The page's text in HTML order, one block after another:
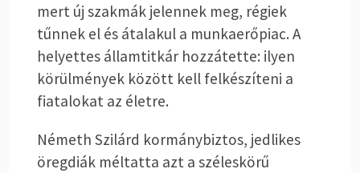
mert új szakmák jelennek meg, régiek
tűnnek el és átalakul a munkaerőpiac. A
helyettes államtitkár hozzátette: ilyen
körülmények között kell felkészíteni a
fiatalokat az életre.
Németh Szilárd kormánybiztos, jedlikes
öregdiák méltatta azt a széleskörű